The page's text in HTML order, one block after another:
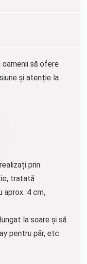
să ofere
și atenție la
prin
tratată
aprox. 4 cm,
la soare și să
pentru păr, etc.